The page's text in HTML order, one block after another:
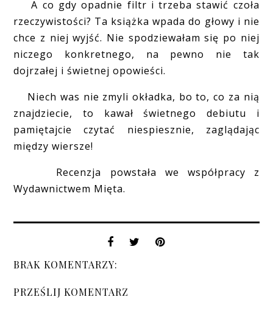
A co gdy opadnie filtr i trzeba stawić czoła
rzeczywistości? Ta książka wpada do głowy i nie
chce z niej wyjść. Nie spodziewałam się po niej
niczego konkretnego, na pewno nie tak
dojrzałej i świetnej opowieści.
Niech was nie zmyli okładka, bo to, co za nią
znajdziecie, to kawał świetnego debiutu i
pamiętajcie czytać niespiesznie, zaglądając
między wiersze!
Recenzja powstała we współpracy z
Wydawnictwem Mięta.
BRAK KOMENTARZY:
PRZEŚLIJ KOMENTARZ